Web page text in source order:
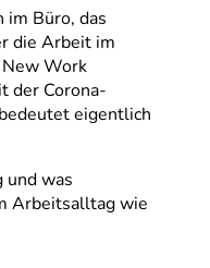
im Büro, das
die Arbeit im
Work
der Corona-
eigentlich
und was
Arbeitsalltag wie